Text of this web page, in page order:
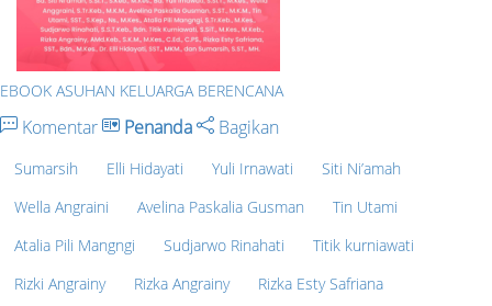
EBOOK ASUHAN KELUARGA BERENCANA
Komentar Penanda Bagikan
Sumarsih Elli Hidayati Yuli Irnawati
Siti Ni’amah
Wella Angraini
Avelina Paskalia Gusman
Tin Utami
Atalia Pili Mangngi
Sudjarwo Rinahati
Titik kurniawati
Rizki Angrainy
Rizka Angrainy Rizka Esty Safriana